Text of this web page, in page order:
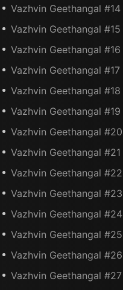
Vazhvin Geethangal #14
Vazhvin Geethangal #15
Vazhvin Geethangal #16
Vazhvin Geethangal #17
Vazhvin Geethangal #18
Vazhvin Geethangal #19
Vazhvin Geethangal #20
Vazhvin Geethangal #21
Vazhvin Geethangal #22
Vazhvin Geethangal #23
Vazhvin Geethangal #24
Vazhvin Geethangal #25
Vazhvin Geethangal #26
Vazhvin Geethangal #27